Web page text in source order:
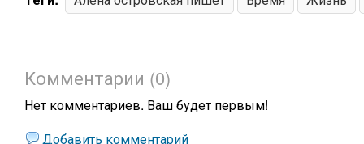
Комментарии (0)
Нет комментариев. Ваш будет первым!
Добавить комментарий